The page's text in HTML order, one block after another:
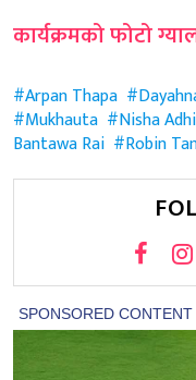
कार्यक्रमको फोटो
Arpan Thapa
Mukhauta
Nisha
Bantawa Rai
Robin